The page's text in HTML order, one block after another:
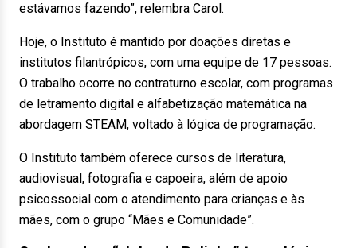
estávamos fazendo”, relembra Carol.
Hoje, o Instituto é mantido por doações diretas e
institutos filantrópicos, com uma equipe de 17 pessoas.
O trabalho ocorre no contraturno escolar, com programas
de letramento digital e alfabetização matemática na
abordagem STEAM, voltado à lógica de programação.
O Instituto também oferece cursos de literatura,
audiovisual, fotografia e capoeira, além de apoio
psicossocial com o atendimento para crianças e às
mães, com o grupo “Mães e Comunidade”.